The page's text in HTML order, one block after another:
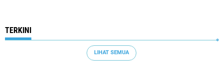
TERKINI
LIHAT SEMUA